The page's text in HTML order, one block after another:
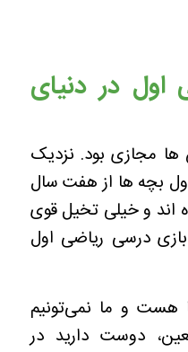
در دنیای
ها مجازی بود. نزدیک
بچه ها از هفت سال
اند و خیلی تخیل قوی
بازی درسی ریاضی اول
هست و ما نمی‌تونیم
دوست دارید در